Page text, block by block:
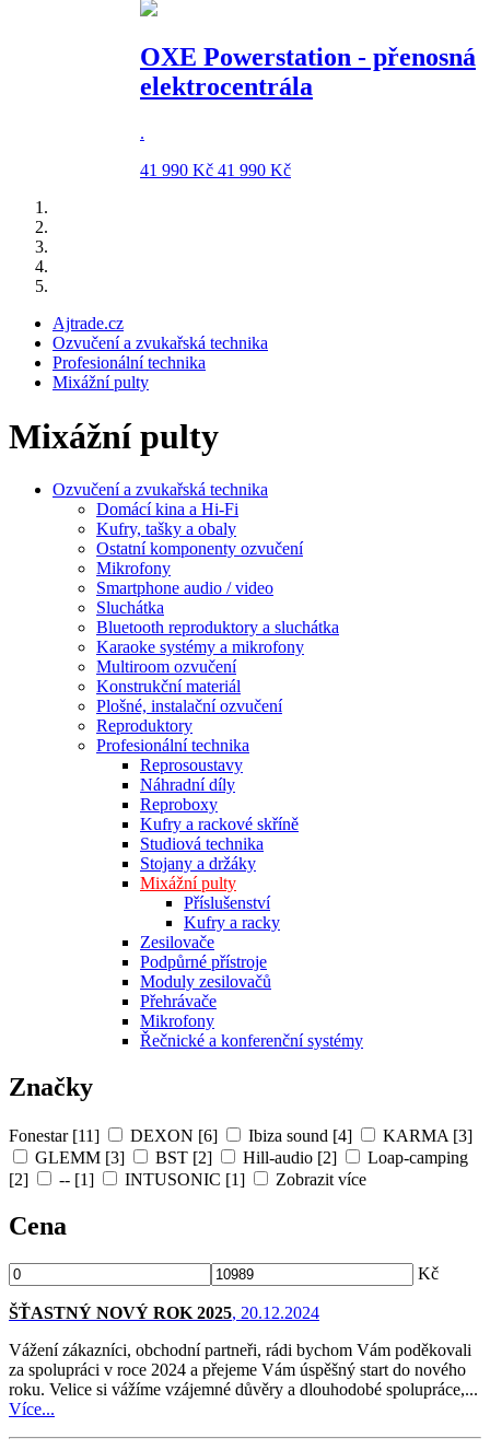
OXE Powerstation - přenosná
elektrocentrála
.
41 990 Kč 41 990 Kč
Ajtrade.cz
Ozvučení a zvukařská technika
Profesionální technika
Mixážní pulty
Mixážní pulty
Ozvučení a zvukařská technika
Domácí kina a Hi-Fi
Kufry, tašky a obaly
Ostatní komponenty ozvučení
Mikrofony
Smartphone audio / video
Sluchátka
Bluetooth reproduktory a sluchátka
Karaoke systémy a mikrofony
Multiroom ozvučení
Konstrukční materiál
Plošné, instalační ozvučení
Reproduktory
Profesionální technika
Reprosoustavy
Náhradní díly
Reproboxy
Kufry a rackové skříně
Studiová technika
Stojany a držáky
Mixážní pulty
Příslušenství
Kufry a racky
Zesilovače
Podpůrné přístroje
Moduly zesilovačů
Přehrávače
Mikrofony
Řečnické a konferenční systémy
Značky
Fonestar [11] DEXON [6] Ibiza sound [4]
KARMA [3]
GLEMM [3]
BST [2] Hill-audio [2]
Loap-camping
[2]
-- [1] INTUSONIC [1] Zobrazit více
Cena
Kč
ŠŤASTNÝ NOVÝ ROK 2025, 20.12.2024
Vážení zákazníci, obchodní partneři, rádi bychom Vám poděkovali
za spolupráci v roce 2024 a přejeme Vám úspěšný start do nového
roku. Velice si vážíme vzájemné důvěry a dlouhodobé spolupráce,...
Více...